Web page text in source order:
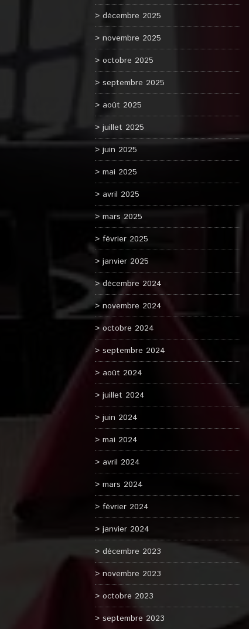
décembre 2025
novembre 2025
octobre 2025
septembre 2025
août 2025
juillet 2025
juin 2025
mai 2025
avril 2025
mars 2025
février 2025
janvier 2025
décembre 2024
novembre 2024
octobre 2024
septembre 2024
août 2024
juillet 2024
juin 2024
mai 2024
avril 2024
mars 2024
février 2024
janvier 2024
décembre 2023
novembre 2023
octobre 2023
septembre 2023